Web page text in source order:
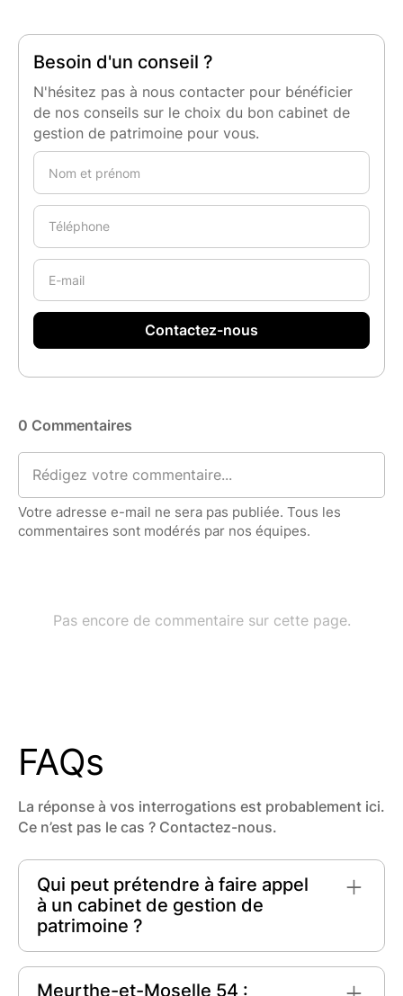
Besoin d'un conseil ?
N'hésitez pas à nous contacter pour bénéficier
de nos conseils sur le choix du bon cabinet de
gestion de patrimoine pour vous.
FAQs
La réponse à vos interrogations est probablement ici.
Ce n’est pas le cas ? Contactez-nous.
Qui peut prétendre à faire appel
à un cabinet de gestion de
patrimoine ?
ses avoirs financiers, épargner pour l'avenir ou
Meurthe-et-Moselle 54 :